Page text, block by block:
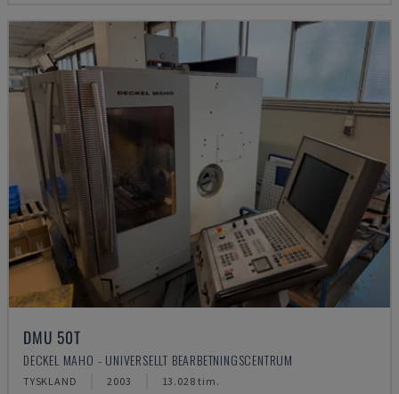
DMU 50T
DECKEL MAHO - UNIVERSELLT BEARBETNINGSCENTRUM
TYSKLAND 2003 13.028 tim.